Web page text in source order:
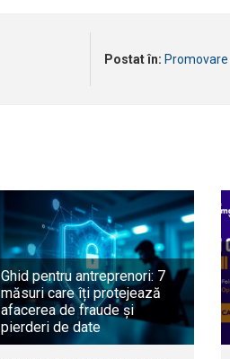
Postat în: Promovare
Ghid pentru antreprenori: 7
măsuri care îți protejează
afacerea de fraude și
pierderi de date